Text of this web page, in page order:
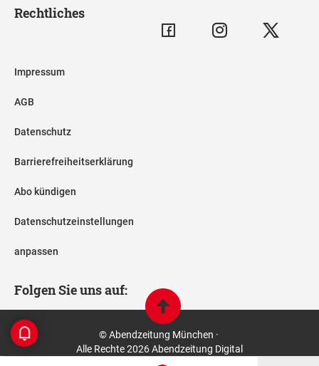
Rechtliches
Impressum
AGB
Datenschutz
Barrierefreiheitserklärung
Abo kündigen
Datenschutzeinstellungen
anpassen
Folgen Sie uns auf:
© Abendzeitung München ·
Alle Rechte 2026 Abendzeitung Digital